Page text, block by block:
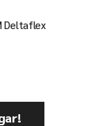
Deltaflex